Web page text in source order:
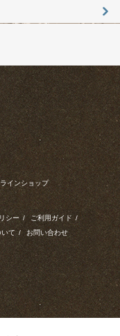
インショップ
シー / ご利用ガイド /
いて / お問い合わせ